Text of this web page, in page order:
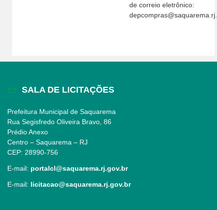
de correio eletrônico:
SALA DE LICITAÇÕES
Prefeitura Municipal de Saquarema
Rua Segisfredo Oliveira Bravo, 86
Prédio Anexo
Centro – Saquarema – RJ
CEP: 28990-756
E-mail: portalcl@saquarema.rj.gov.br
E-mail: licitacao@saquarema.rj.gov.br